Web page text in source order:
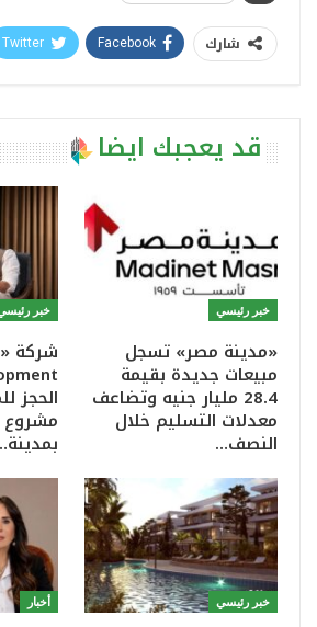
شارك Facebook
Twitter
قد يعجبك ايضا
خبر رئيسي
«مدينة مصر» تسجل
مبيعات جديدة بقيمة
28.4 مليار جنيه وتضاعف
معدلات التسليم خلال
النصف…
خبر
الحجز
مشروع
خبر رئيسي أخبار